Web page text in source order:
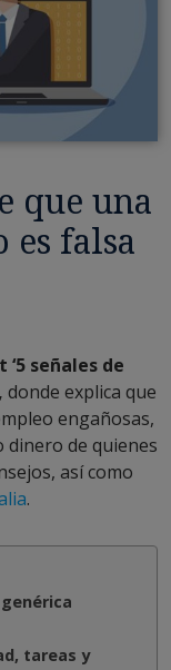
que una
es falsa
señales de
donde explica que
engañosas,
dinero de quienes
así como
.
tareas y